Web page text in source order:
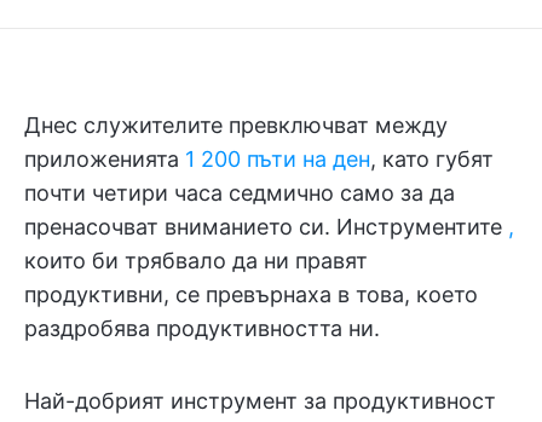
Днес служителите превключват между
приложенията 1 200 пъти на ден, като губят
почти четири часа седмично само за да
пренасочват вниманието си. Инструментите ,
които би трябвало да ни правят
продуктивни, се превърнаха в това, което
раздробява продуктивността ни.
Най-добрият инструмент за продуктивност